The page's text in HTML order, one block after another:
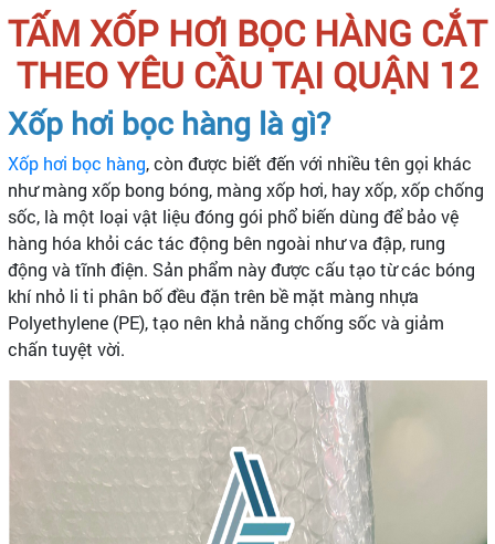
TẤM XỐP HƠI BỌC HÀNG CẮT
THEO YÊU CẦU TẠI QUẬN 12
Xốp hơi bọc hàng là gì?
Xốp hơi bọc hàng, còn được biết đến với nhiều tên gọi khác
như màng xốp bong bóng, màng xốp hơi, hay xốp, xốp chống
sốc, là một loại vật liệu đóng gói phổ biến dùng để bảo vệ
hàng hóa khỏi các tác động bên ngoài như va đập, rung
động và tĩnh điện. Sản phẩm này được cấu tạo từ các bóng
khí nhỏ li ti phân bố đều đặn trên bề mặt màng nhựa
Polyethylene (PE), tạo nên khả năng chống sốc và giảm
chấn tuyệt vời.